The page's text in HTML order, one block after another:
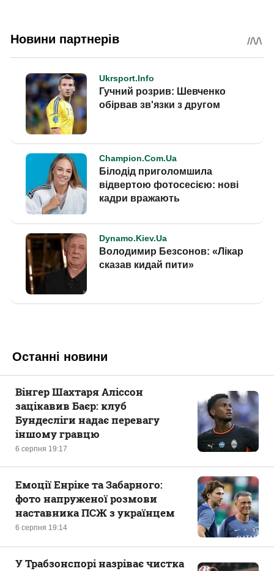
Останні новини
6 серпня 19:17
Вінгер Шахтаря Аліссон
зацікавив Баєр: клуб
Бундесліги надає перевагу
іншому гравцю
6 серпня 19:14
Емоції Енріке та Забарного:
фото напруженої розмови
наставника ПСЖ з українцем
У Трабзонспорі назріває чистка